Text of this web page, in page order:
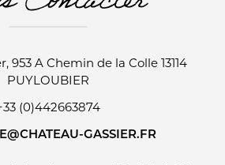
953 A Chemin de la Colle 13114
PUYLOUBIER
(0)442663874
GASSIER.FR